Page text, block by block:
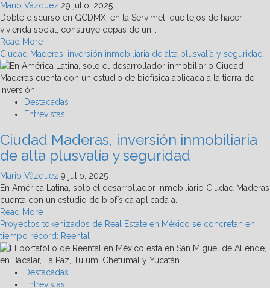
desalojos
inmobiliarios
la
CDMX
Mario Vázquez 29 julio, 2025
Doble discurso en GCDMX, en la Servimet, que lejos de hacer
vivienda social, construye depas de un...
Read MoreRead
more
about
Luisa
Gentrificación,
ocurrencia;
despojos
diarios
de
casas
en
CDMX
Ciudad Maderas, inversión inmobiliaria de alta plusvalía y seguridad
Destacadas
Entrevistas
Ciudad Maderas, inversión inmobiliaria
de alta plusvalía y seguridad
Mario Vázquez 9 julio, 2025
En América Latina, solo el desarrollador inmobiliario Ciudad Maderas
cuenta con un estudio de biofísica aplicada a...
Read MoreRead
more
about
Ciudad
Maderas,
inversión
inmobiliaria
Proyectos tokenizados de Real Estate en México se concretan en
tiempo récord: Reental
Destacadas
Entrevistas